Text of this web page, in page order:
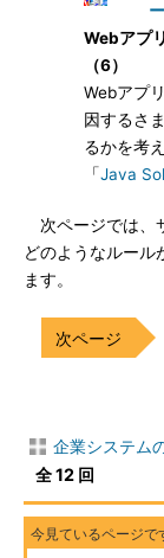
Webアプ
（6）
Webアプ
因するさ
るかを考
「Java
次ページでは、
どのようなルール
ます。
企業システム
全 12 回